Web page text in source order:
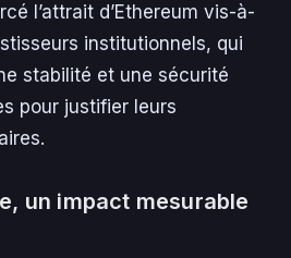
l’attrait d’Ethereum vis-à-
institutionnels, qui
stabilité et une sécurité
pour justifier leurs
un impact mesurable